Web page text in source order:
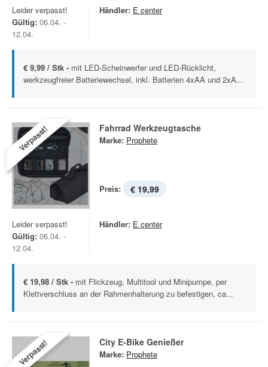
Leider verpasst!
Gültig: 06.04. -
12.04.
Händler: E center
€ 9,99 / Stk - mit LED-Scheinwerfer und LED-Rücklicht,
werkzeugfreier Batteriewechsel, inkl. Batterien 4xAA und 2xA...
Verpasst! Fahrrad Werkzeugtasche
Marke: Prophete
Preis: € 19,99
Leider verpasst!
Gültig: 06.04. -
12.04.
Händler: E center
€ 19,98 / Stk - mit Flickzeug, Multitool und Minipumpe, per
Klettverschluss an der Rahmenhalterung zu befestigen, ca...
Verpasst! City E-Bike Genießer
Marke: Prophete